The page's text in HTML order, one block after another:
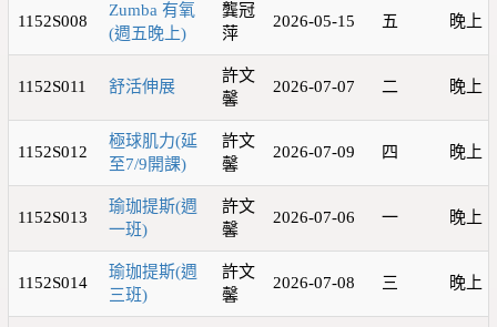
1152S008
Zumba 有氧
(週五晚上)
龔冠
萍
2026-05-15 五 晚上
1152S011 舒活伸展
許文
馨
2026-07-07 二 晚上
1152S012
極球肌力(延
至7/9開課)
許文
馨
2026-07-09 四 晚上
1152S013
瑜珈提斯(週
一班)
許文
馨
2026-07-06 一 晚上
1152S014
瑜珈提斯(週
三班)
許文
馨
2026-07-08 三 晚上